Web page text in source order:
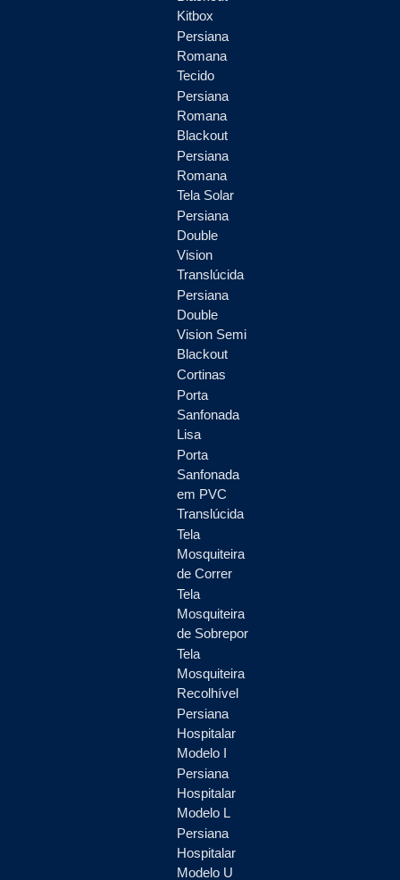
Kitbox
Persiana
Romana
Tecido
Persiana
Romana
Blackout
Persiana
Romana
Tela Solar
Persiana
Double
Vision
Translúcida
Persiana
Double
Vision Semi
Blackout
Cortinas
Porta
Sanfonada
Lisa
Porta
Sanfonada
em PVC
Translúcida
Tela
Mosquiteira
de Correr
Tela
Mosquiteira
de Sobrepor
Tela
Mosquiteira
Recolhível
Persiana
Hospitalar
Modelo I
Persiana
Hospitalar
Modelo L
Persiana
Hospitalar
Modelo U